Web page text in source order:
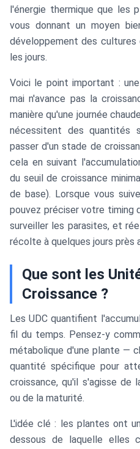
l'énergie thermique que les
vous donnant un moyen
développement des
les jours.
Voici le point important :
mai n'avance pas la
manière qu'une journée
nécessitent des quantités
passer d'un stade de
cela en suivant
du seuil de croissance
de base). Lorsque vous
pouvez préciser votre timing
surveiller les parasites, et
récolte à quelques jours près
Que sont les
Croissance ?
Les UDC quantifient
fil du temps. Pensez-y
métabolique d'une plante —
quantité spécifique pour
croissance, qu'il s'agisse de
ou de la maturité.
L'idée clé : les plantes ont
dessous de laquelle elles